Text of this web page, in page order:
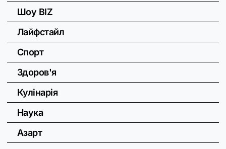
Шоу BIZ
Лайфстайл
Спорт
Здоров'я
Кулінарія
Наука
Азарт